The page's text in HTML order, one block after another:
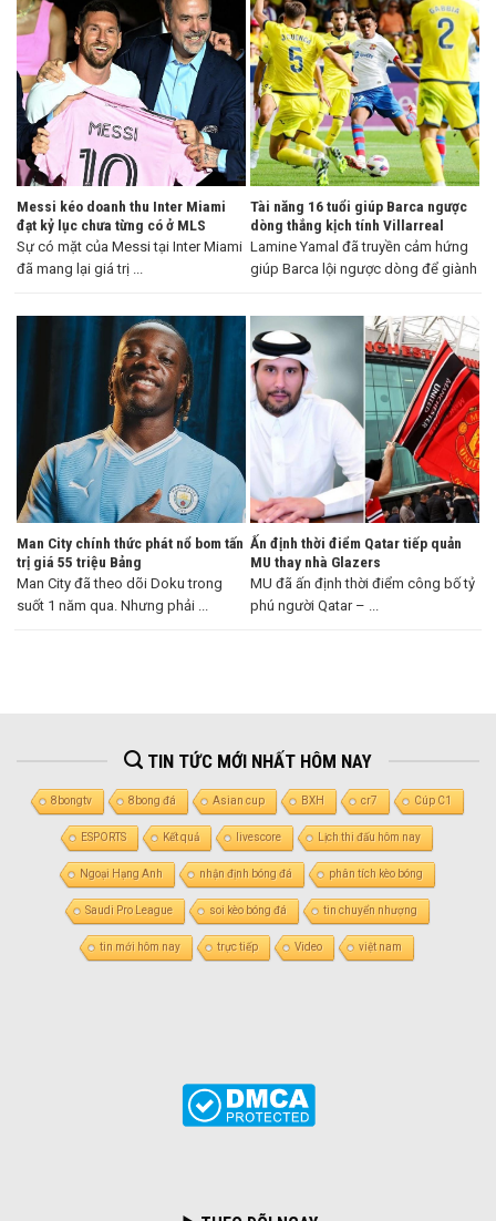
Messi kéo doanh thu Inter Miami
đạt kỷ lục chưa từng có ở MLS
Sự có mặt của Messi tại Inter Miami
đã mang lại giá trị ...
Tài năng 16 tuổi giúp Barca ngược
dòng thắng kịch tính Villarreal
Lamine Yamal đã truyền cảm hứng
giúp Barca lội ngược dòng để giành
Man City chính thức phát nổ bom tấn
trị giá 55 triệu Bảng
Man City đã theo dõi Doku trong
suốt 1 năm qua. Nhưng phải ...
Ấn định thời điểm Qatar tiếp quản
MU thay nhà Glazers
MU đã ấn định thời điểm công bố tỷ
phú người Qatar – ...
TIN TỨC MỚI NHẤT HÔM NAY
8bongtv 8bong đá Asian cup BXH cr7 Cúp C1
ESPORTS Kết quả livescore Lịch thi đấu hôm nay
Ngoại Hạng Anh nhận định bóng đá phân tích kèo bóng
Saudi Pro League soi kèo bóng đá tin chuyển nhượng
tin mới hôm nay trực tiếp Video việt nam